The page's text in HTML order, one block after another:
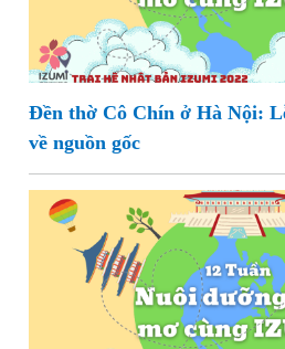
Đền thờ Cô Chín ở Hà Nội:
về nguồn gốc